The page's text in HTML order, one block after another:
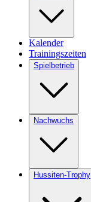
Kalender
Trainingszeiten
Spielbetrieb
Nachwuchs
Hussiten-Trophy